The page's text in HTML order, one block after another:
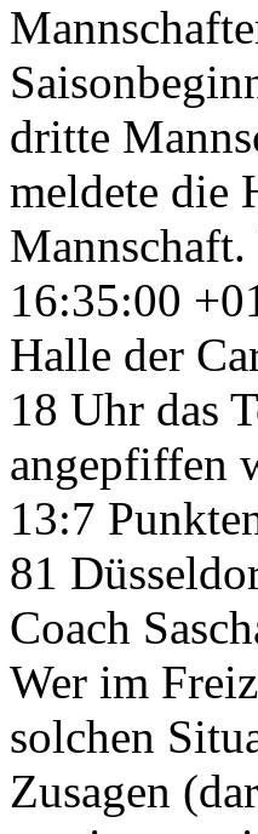
dritte
meldete die
16:35:00
Halle der
18 Uhr das
angepfiffen
13:7
81
Coach
Wer im
solchen
Zusagen